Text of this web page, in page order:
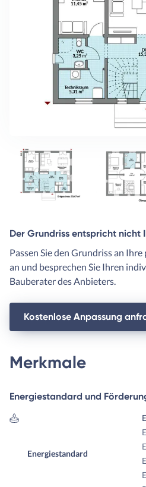
Der Grundriss entspricht nicht
Passen Sie den Grundriss an
an und besprechen Sie Ihren
Bauberater des Anbieters.
Kostenlose Anpassung
Merkmale
Energiestandard und
Energiestandard